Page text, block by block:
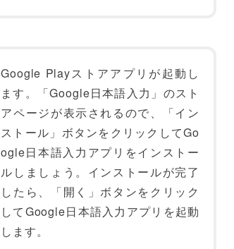
Google Playストアアプリが起動し
ます。「Google日本語入力」のスト
アページが表示されるので、「イン
ストール」ボタンをクリックしてGo
ogle日本語入力アプリをインストー
ルしましょう。インストールが完了
したら、「開く」ボタンをクリック
してGoogle日本語入力アプリを起動
します。